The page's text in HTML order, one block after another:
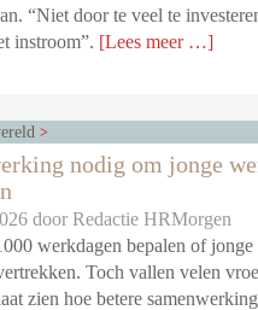
“Niet door te veel te
instroom”. [Lees meer …]
nodig om jonge
doorRedactie HRMorgen
werkdagen bepalen of jonge
Toch vallen velen
zien hoe betere